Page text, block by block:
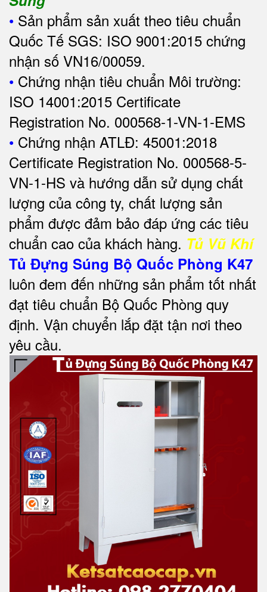
• Sản phẩm sản xuất theo tiêu chuẩn
Quốc Tế SGS: ISO 9001:2015 chứng
nhận số VN16/00059.
• Chứng nhận tiêu chuẩn Môi trường:
ISO 14001:2015 Certificate
Registration No. 000568-1-VN-1-EMS
• Chứng nhận ATLĐ: 45001:2018
Certificate Registration No. 000568-5-
VN-1-HS và hướng dẫn sử dụng chất
lượng của công ty, chất lượng sản
phẩm được đảm bảo đáp ứng các tiêu
chuẩn cao của khách hàng. Tủ Vũ Khí
Tủ Đựng Súng Bộ Quốc Phòng K47
luôn đem đến những sản phẩm tốt nhất
đạt tiêu chuẩn Bộ Quốc Phòng quy
định. Vận chuyển lắp đặt tận nơi theo
yêu cầu.